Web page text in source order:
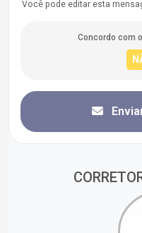
Você pode editar esta
Concordo com